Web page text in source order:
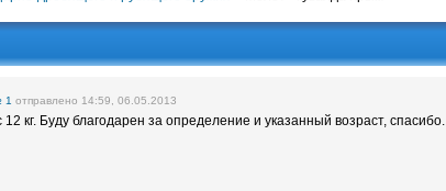
1 отправлено 14:59, 06.05.2013
кг. Буду благодарен за определение и указанный возраст, спасибо.